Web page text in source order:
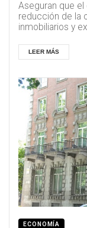
Aseguran que
reducción de la
inmobiliarios y
LEER MÁS
ECONOMÍA